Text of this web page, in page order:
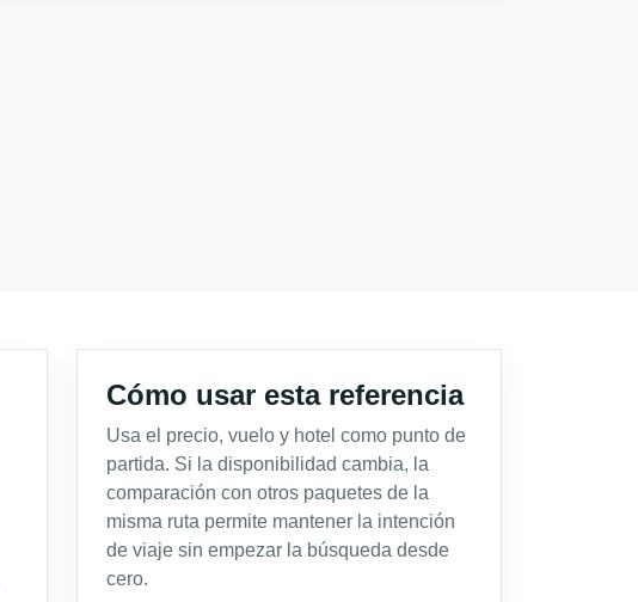
Cómo usar esta referencia
Usa el precio, vuelo y hotel como punto de
partida. Si la disponibilidad cambia, la
comparación con otros paquetes de la
misma ruta permite mantener la intención
de viaje sin empezar la búsqueda desde
cero.